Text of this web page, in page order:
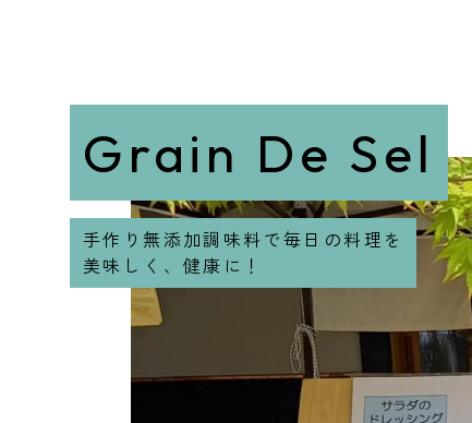
Grain De Sel
手作り無添加調味料で毎日の料理を
美味しく、健康に！